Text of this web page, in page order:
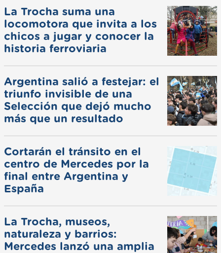
La Trocha suma una
locomotora que invita a los
chicos a jugar y conocer la
historia ferroviaria
Argentina salió a festejar: el
triunfo invisible de una
Selección que dejó mucho
más que un resultado
Cortarán el tránsito en el
centro de Mercedes por la
final entre Argentina y
España
La Trocha, museos,
naturaleza y barrios:
Mercedes lanzó una amplia